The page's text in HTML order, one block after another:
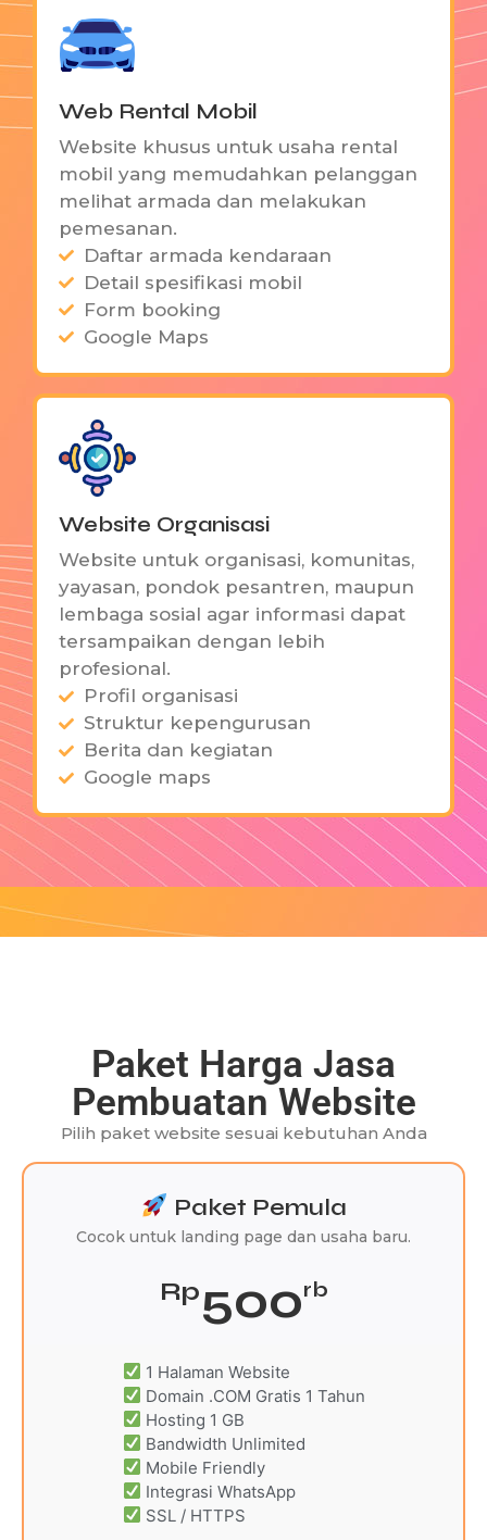
Web Rental Mobil
Website khusus untuk usaha rental
mobil yang memudahkan pelanggan
melihat armada dan melakukan
pemesanan.
Daftar armada kendaraan
Detail spesifikasi mobil
Form booking
Google Maps
Website Organisasi
Website untuk organisasi, komunitas,
yayasan, pondok pesantren, maupun
lembaga sosial agar informasi dapat
tersampaikan dengan lebih
profesional.
Profil organisasi
Struktur kepengurusan
Berita dan kegiatan
Google maps
Paket Harga Jasa
Pembuatan Website
Pilih paket website sesuai kebutuhan Anda
Paket Pemula
Cocok untuk landing page dan usaha baru.
Rp500rb
1 Halaman Website
Domain .COM Gratis 1 Tahun
Hosting 1 GB
Bandwidth Unlimited
Mobile Friendly
Integrasi WhatsApp
SSL / HTTPS